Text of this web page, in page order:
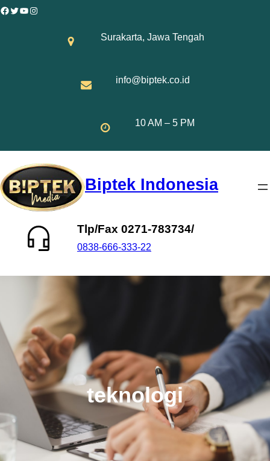
Skip
Facebook
Twitter
YouTube
Instagram
Surakarta, Jawa Tengah
info@biptek.co.id
10 AM – 5 PM
Biptek Indonesia
Tlp/Fax 0271-783734/
0838-666-333-22
teknologi